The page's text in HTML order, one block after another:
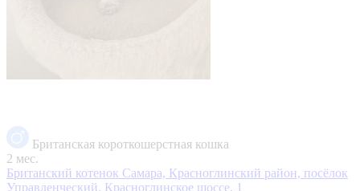
Британская короткошерстная кошка
2 мес.
Британский котенок Самара, Красноглинский район, посёлок
Управленческий, Красноглинское шоссе, 1